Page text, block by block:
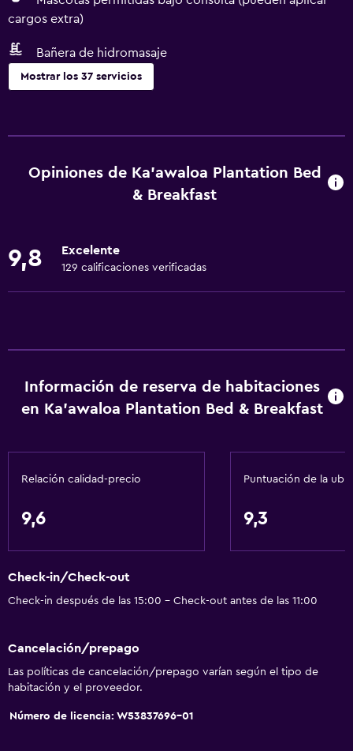
cargos extra)
Bañera de hidromasaje
Mostrar los 37 servicios
Paseos a caballo
Tienda de regalos
Zona de estar
Piso de parquet o madera noble
Servicios básicos
Wifi gratis
Internet
Ventilador
Artículos de aseo gratis
Radio
Reproductor de CD
Opiniones de Ka'awaloa Plantation Bed
& Breakfast
9,8 Excelente
129 calificaciones verificadas
Información de reserva de habitaciones
en Ka'awaloa Plantation Bed & Breakfast
Relación calidad-precio
9,6
Puntuación de la
9,3
Check-in/Check-out
Check-in después de las 15:00 - Check-out antes de las 11:00
Cancelación/prepago
Las políticas de cancelación/prepago varían según el tipo de
habitación y el proveedor.
Número de licencia: W53837696-01